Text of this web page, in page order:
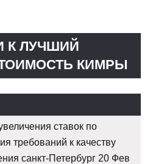
К ЛУЧШИЙ
КИМРЫ
ставок по
требований к качеству
санкт-Петербург 20 Фев